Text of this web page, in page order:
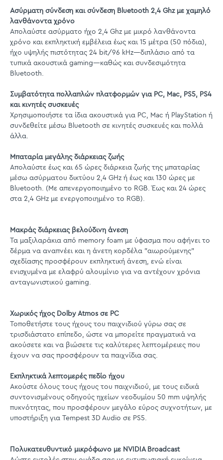
Ασύρματη σύνδεση και σύνδεση Bluetooth 2,4 Ghz με χαμηλό
λανθάνοντα χρόνο
Απολαύστε ασύρματο ήχο 2,4 Ghz με μικρό λανθάνοντα
χρόνο και εκπληκτική εμβέλεια έως και 15 μέτρα (50 πόδια),
ήχο υψηλής πιστότητας 24 bit/96 kHz—διπλάσιο από τα
τυπικά ακουστικά gaming—καθώς και συνδεσιμότητα
Bluetooth.
Συμβατότητα πολλαπλών πλατφορμών για PC, Mac, PS5, PS4
και κινητές συσκευές
Χρησιμοποιήστε τα ίδια ακουστικά για PC, Mac ή PlayStation ή
συνδεθείτε μέσω Bluetooth σε κινητές συσκευές και πολλά
άλλα.
Μπαταρία μεγάλης διάρκειας ζωής
Απολαύστε έως και 65 ώρες διάρκεια ζωής της μπαταρίας
μέσω ασύρματου δικτύου 2,4 GHz ή έως και 130 ώρες με
Bluetooth. (Με απενεργοποιημένο το RGB. Έως και 24 ώρες
στα 2,4 GHz με ενεργοποιημένο το RGB).
Μακράς διάρκειας βελούδινη άνεση
Τα μαξιλαράκια από memory foam με ύφασμα που αφήνει το
δέρμα να αναπνέει και η άνετη κορδέλα "αιωρούμενης"
σχεδίασης προσφέρουν εκπληκτική άνεση, ενώ είναι
ενισχυμένα με ελαφρύ αλουμίνιο για να αντέχουν χρόνια
ανταγωνιστικού gaming.
Χωρικός ήχος Dolby Atmos σε PC
Τοποθετήστε τους ήχους του παιχνιδιού γύρω σας σε
τρισδιάστατο επίπεδο, ώστε να μπορείτε πραγματικά να
ακούσετε και να βιώσετε τις καλύτερες λεπτομέρειες που
έχουν να σας προσφέρουν τα παιχνίδια σας.
Εκπληκτικά λεπτομερές πεδίο ήχου
Ακούστε όλους τους ήχους του παιχνιδιού, με τους ειδικά
συντονισμένους οδηγούς ηχείων νεοδυμίου 50 mm υψηλής
πυκνότητας, που προσφέρουν μεγάλο εύρος συχνοτήτων, με
υποστήριξη για Tempest 3D Audio σε PS5.
Πολυκατευθυντικό μικρόφωνο με NVIDIA Broadcast